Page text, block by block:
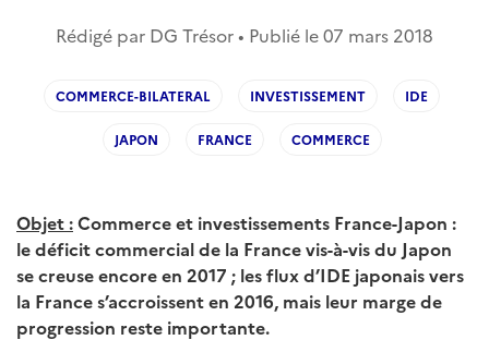
Rédigé par DG Trésor • Publié le07 mars 2018
COMMERCE-BILATERAL INVESTISSEMENT IDE
JAPON FRANCE COMMERCE
Objet :Commerce et investissements France-Japon :
le déficit commercial de la France vis-à-vis du Japon
se creuse encore en 2017 ; les flux d’IDE japonais vers
la France s’accroissent en 2016, mais leur marge de
progression reste importante.